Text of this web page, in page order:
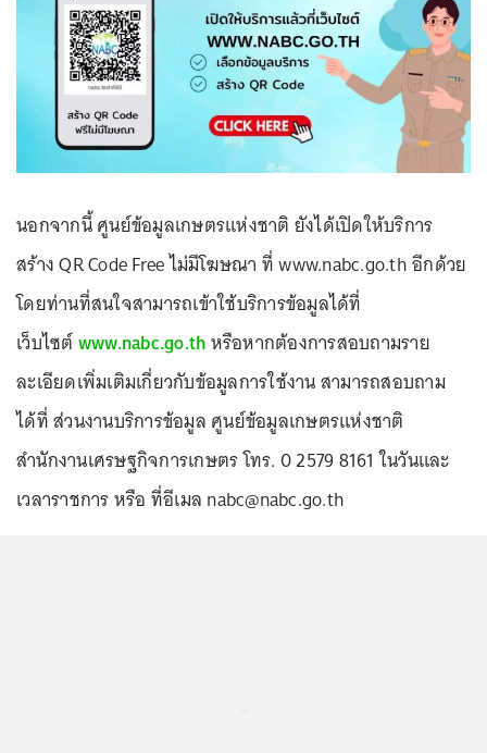
นอกจากนี้ ศูนย์ข้อมูลเกษตรแห่งชาติ ยังได้เปิดให้บริการ
สร้าง QR Code Free ไม่มีโฆษณา ที่ www.nabc.go.th อีกด้วย
โดยท่านที่สนใจสามารถเข้าใช้บริการข้อมูลได้ที่
เว็บไซต์www.nabc.go.thหรือหากต้องการสอบถามราย
ละเอียดเพิ่มเติมเกี่ยวกับข้อมูลการใช้งาน สามารถสอบถาม
ได้ที่ ส่วนงานบริการข้อมูล ศูนย์ข้อมูลเกษตรแห่งชาติ
สำนักงานเศรษฐกิจการเกษตร โทร. 0 2579 8161 ในวันและ
เวลาราชการ หรือ ที่อีเมล nabc@nabc.go.th